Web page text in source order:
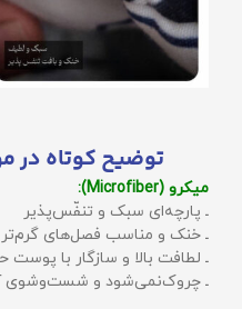
توضیح کوتاه در
میکرو (Microfiber):
ـ پارچه‌ای سبک و تنفّس‌پذیر
ـ خنک و مناسب فصل‌های گرم‌تر
ـ لطافت بالا و سازگار با
ـ چروک‌نمی‌شود و شست‌وشوی